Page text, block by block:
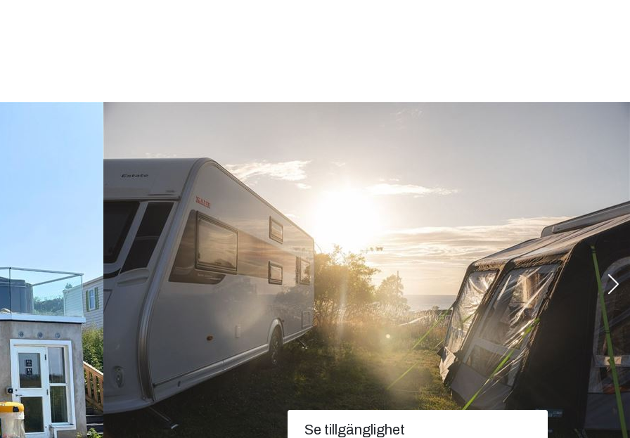
Se tillgänglighet